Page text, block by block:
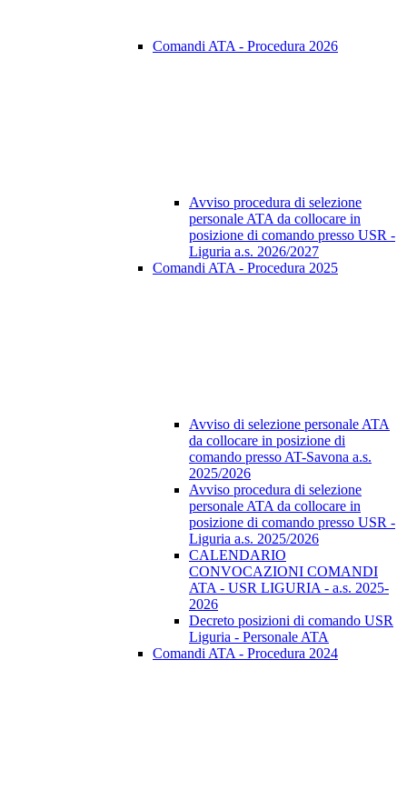
Comandi ATA - Procedura 2026
Avviso procedura di selezione
personale ATA da collocare in
posizione di comando presso USR -
Liguria a.s. 2026/2027
Comandi ATA - Procedura 2025
Avviso di selezione personale ATA
da collocare in posizione di
comando presso AT-Savona a.s.
2025/2026
Avviso procedura di selezione
personale ATA da collocare in
posizione di comando presso USR -
Liguria a.s. 2025/2026
CALENDARIO
CONVOCAZIONI COMANDI
ATA - USR LIGURIA - a.s. 2025-
2026
Decreto posizioni di comando USR
Liguria - Personale ATA
Comandi ATA - Procedura 2024